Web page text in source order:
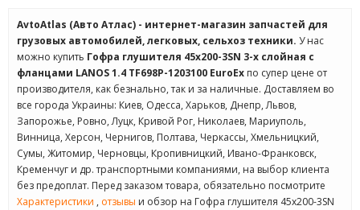
AvtoAtlas (Авто Атлас) - интернет-магазин запчастей для
грузовых автомобилей, легковых, сельхоз техники. У нас
можно купить Гофра глушителя 45x200-3SN 3-х слойная с
фланцами LANOS 1.4 TF698P-1203100 EuroEx по супер цене от
производителя, как безнально, так и за наличные. Доставляем во
все города Украины: Киев, Одесса, Харьков, Днепр, Львов,
Запорожье, Ровно, Луцк, Кривой Рог, Николаев, Мариуполь,
Винница, Херсон, Чернигов, Полтава, Черкассы, Хмельницкий,
Сумы, Житомир, Черновцы, Кропивницкий, Ивано-Франковск,
Кременчуг и др. транспортными компаниями, на выбор клиента
без предоплат. Перед заказом товара, обязательно посмотрите
Характеристики , отзывы и обзор на Гофра глушителя 45x200-3SN